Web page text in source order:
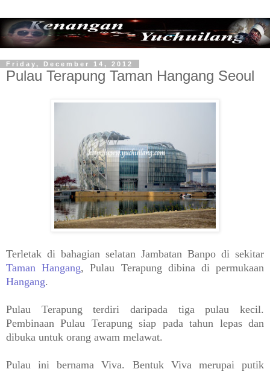
Friday, December 14, 2012
Pulau Terapung Taman Hangang Seoul
Terletak di bahagian selatan Jambatan Banpo di sekitar
Taman Hangang, Pulau Terapung dibina di permukaan
Hangang.
Pulau Terapung terdiri daripada tiga pulau kecil.
Pembinaan Pulau Terapung siap pada tahun lepas dan
dibuka untuk orang awam melawat.
Pulau ini bernama Viva. Bentuk Viva merupai putik